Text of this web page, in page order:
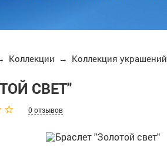
Коллекции → Коллекция украшений
СВЕТ"
0 отзывов